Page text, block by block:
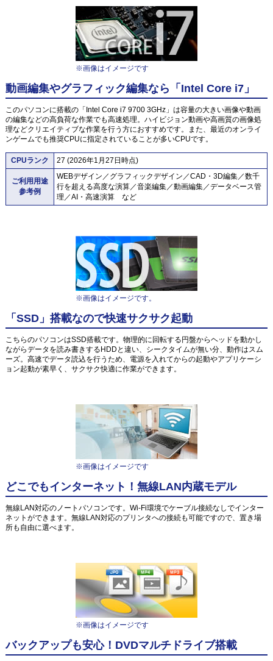
※画像はイメージです
動画編集やグラフィック編集なら「Intel Core i7」
このパソコンに搭載の「Intel Core i7 9700 3GHz」は容量の大きい画像や動画
の編集などの高負荷な作業でも高速処理。ハイビジョン動画や高画質の画像処
理などクリエイティブな作業を行う方におすすめです。また、最近のオンライ
ンゲームでも推奨CPUに指定されていることが多いCPUです。
CPUランク 27 (2026年1月27日時点)
ご利用用途
参考例
WEBデザイン／グラフィックデザイン／CAD・3D編集／数千
行を超える高度な演算／音楽編集／動画編集／データベース管
理／AI・高速演算 など
※画像はイメージです。
「SSD」搭載なので快速サクサク起動
こちらのパソコンはSSD搭載です。物理的に回転する円盤からヘッドを動かし
ながらデータを読み書きするHDDと違い、シークタイムが無い分、動作はスム
ーズ。高速でデータ読込を行うため、電源を入れてからの起動やアプリケーシ
ョン起動が素早く、サクサク快適に作業ができます。
※画像はイメージです
どこでもインターネット！無線LAN内蔵モデル
無線LAN対応のノートパソコンです。Wi-Fi環境でケーブル接続なしでインター
ネットができます。無線LAN対応のプリンタへの接続も可能ですので、置き場
所も自由に選べます。
※画像はイメージです
バックアップも安心！DVDマルチドライブ搭載